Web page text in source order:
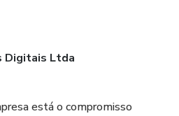
Digitais Ltda
está o compromisso